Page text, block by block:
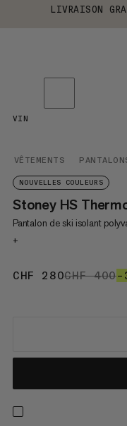
LIVRAISON
VÊTEMENTS
NOUVELLES COULEURS
Stoney HS
Pantalon de ski isolant
+
CHF 280CHF 280
CHF 400
VIN